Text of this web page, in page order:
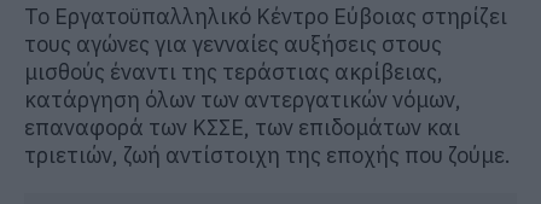
Το Εργατοϋπαλληλικό Κέντρο Εύβοιας στηρίζει
τους αγώνες για γενναίες αυξήσεις στους
μισθούς έναντι της τεράστιας ακρίβειας,
κατάργηση όλων των αντεργατικών νόμων,
επαναφορά των ΚΣΣΕ, των επιδομάτων και
τριετιών, ζωή αντίστοιχη της εποχής που ζούμε.